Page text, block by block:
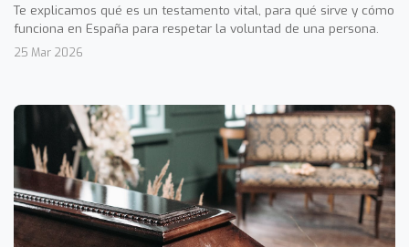
Te explicamos qué es un testamento vital, para qué sirve y cómo
funciona en España para respetar la voluntad de una persona.
25 Mar 2026